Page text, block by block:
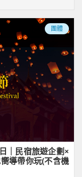
團體
｜民宿旅遊企劃×
導帶你玩(不含機